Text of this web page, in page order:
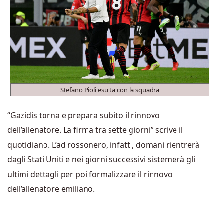
Stefano Pioli esulta con la squadra
“Gazidis torna e prepara subito il rinnovo
dell’allenatore. La firma tra sette giorni” scrive il
quotidiano. L’ad rossonero, infatti, domani rientrerà
dagli Stati Uniti e nei giorni successivi sistemerà gli
ultimi dettagli per poi formalizzare il rinnovo
dell’allenatore emiliano.